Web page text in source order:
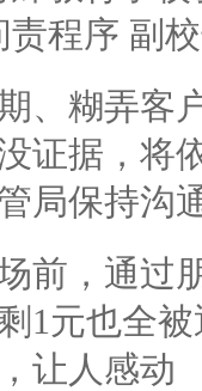
责程序 副
、糊弄客
证据，将
局保持沟
前，通过
1元也全
让人感动